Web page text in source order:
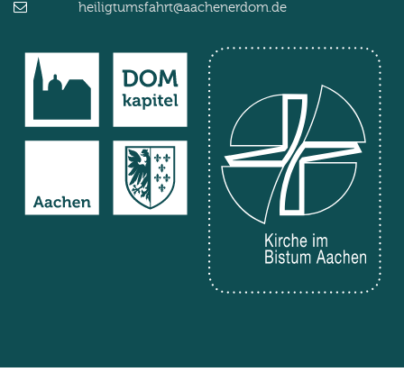
heiligtumsfahrt@aachenerdom.de